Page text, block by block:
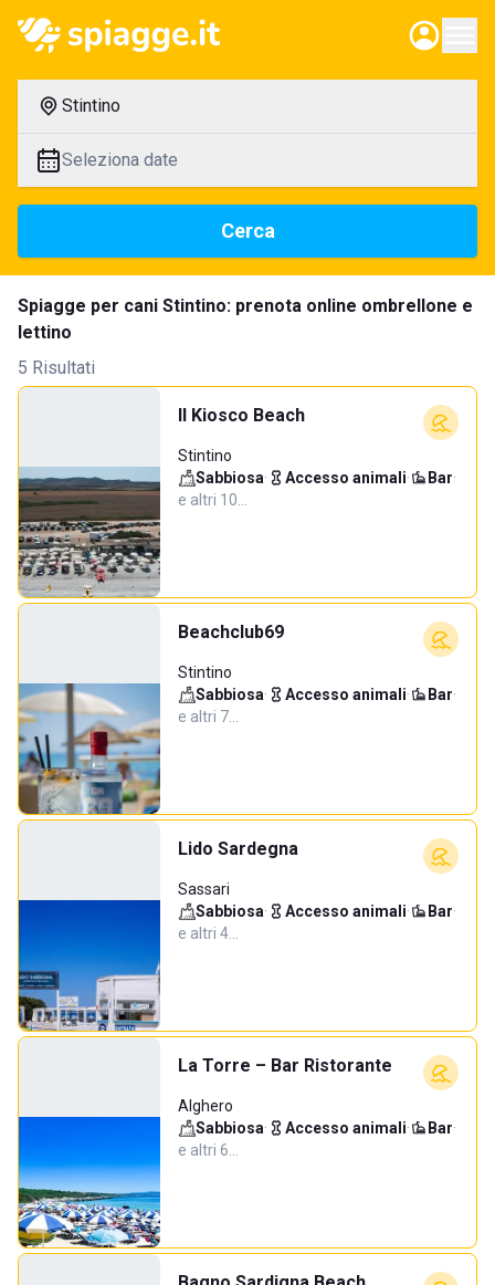
Stintino
Seleziona date
Cerca
Spiagge per cani Stintino: prenota online ombrellone e
lettino
5 Risultati
Il Kiosco Beach
Stintino
Sabbiosa· Accesso animali· Bar·
e altri 10…
Beachclub69
Stintino
Sabbiosa· Accesso animali· Bar·
e altri 7…
Lido Sardegna
Sassari
Sabbiosa· Accesso animali· Bar·
e altri 4…
La Torre – Bar Ristorante
Alghero
Sabbiosa· Accesso animali· Bar·
e altri 6…